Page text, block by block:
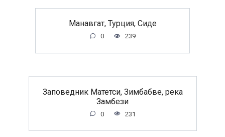
Манавгат, Турция, Сиде
0 239
Заповедник Матетси, Зимбабве, река
Замбези
0 231